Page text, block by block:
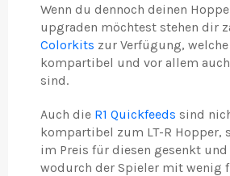
Wenn du dennoch deinen
upgraden möchtest stehen dir
Colorkits zur Verfügung,
kompartibel und vor allem
sind.
Auch die R1 Quickfeeds sind
kompartibel zum LT-R Hopper,
im Preis für diesen gesenkt und
wodurch der Spieler mit wenig